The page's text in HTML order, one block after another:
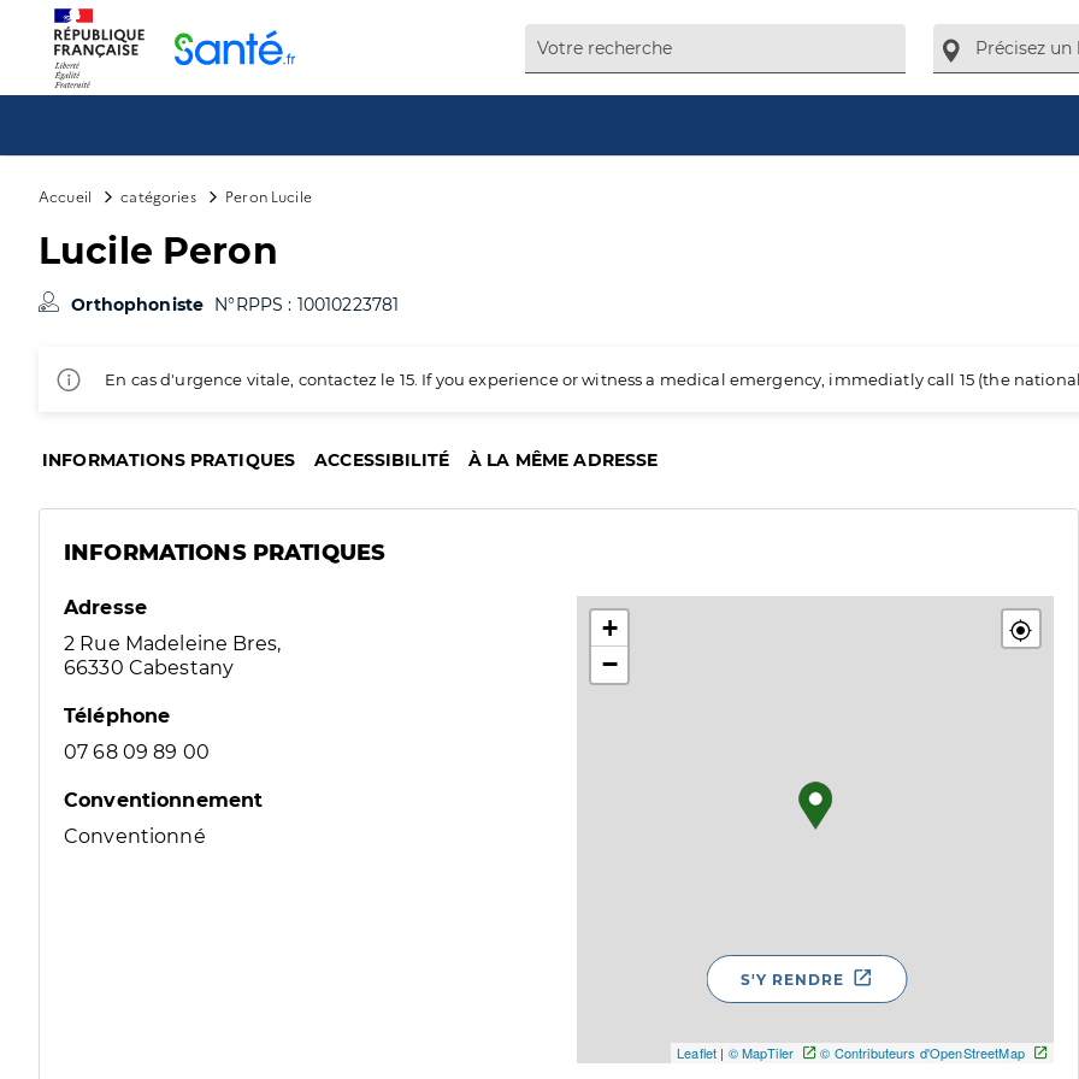
Accueil catégories Peron Lucile
Lucile Peron
Orthophoniste N°RPPS : 10010223781
En cas d'urgence vitale, contactez le 15. If you experience or witness a medical emergency, immediatly call 15 (the
INFORMATIONS PRATIQUES ACCESSIBILITÉ À LA MÊME ADRESSE
INFORMATIONS PRATIQUES
Adresse
2 Rue Madeleine Bres,
66330 Cabestany
Téléphone
07 68 09 89 00
Conventionnement
Conventionné
+
−
Leaflet | © MapTiler © Contributeurs d'OpenStreetMap
S'Y RENDRE
Panneau de gestion des cookies